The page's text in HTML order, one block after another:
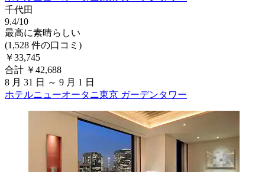
千代田
9.4/10
最高に素晴らしい
(1,528 件の口コミ)
￥33,745
合計 ￥42,688
8 月 31 日 ～ 9 月 1 日
ホテルニューオータニ東京 ガーデンタワー